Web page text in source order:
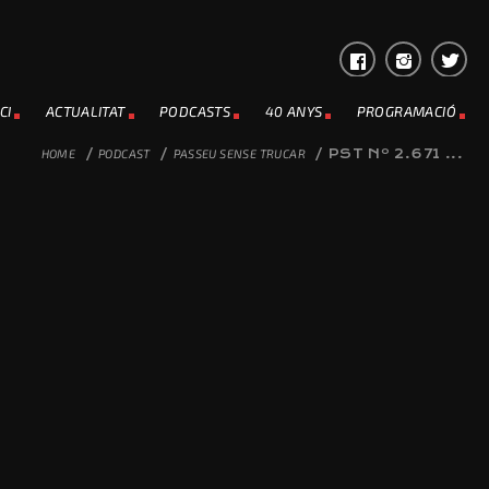
ACTUALITAT PODCASTS 40 ANYS PROGRAMACIÓ
HOME / PODCAST / PASSEU SENSE TRUCAR / PST Nº 2.671 ...